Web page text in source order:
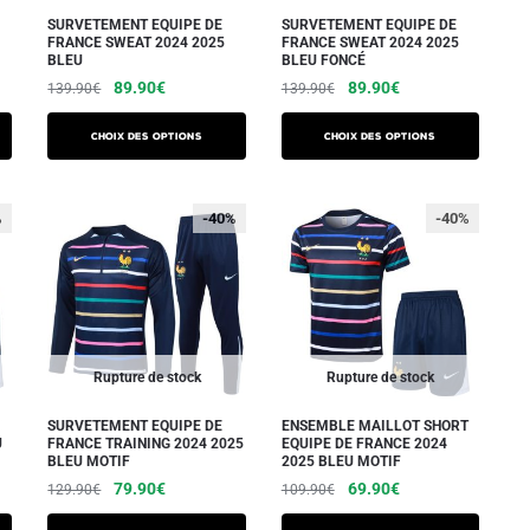
sur
la
page
du
produit
sur
la
page
du
produit
SURVETEMENT EQUIPE DE
FRANCE SWEAT 2024 2025
BLEU
139.90€
Le
prix
initial
était :
89.90€Le
prix
actuel
est :
Choix des options
produit
variations.
Les
options
peuvent
être
sur
la
page
du
SURVETEMENT EQUIPE DE
FRANCE SWEAT 2024 2025
BLEU FONCÉ
139.90€
Le
prix
initial
était :
89.90€Le
prix
actuel
est :
Choix des options
produit
plusieurs
variations.
Les
options
peuvent
être
sur
la
page
du
Rupture de stock
-40%
SURVETEMENT EQUIPE DE
FRANCE TRAINING 2024 2025
BLEU MOTIF
129.90€
Le
prix
79.90€Le
prix
Rupture de stock
-40%
ENSEMBLE MAILLOT SHORT
EQUIPE DE FRANCE 2024
2025 BLEU MOTIF
109.90€
Le
prix
69.90€Le
prix